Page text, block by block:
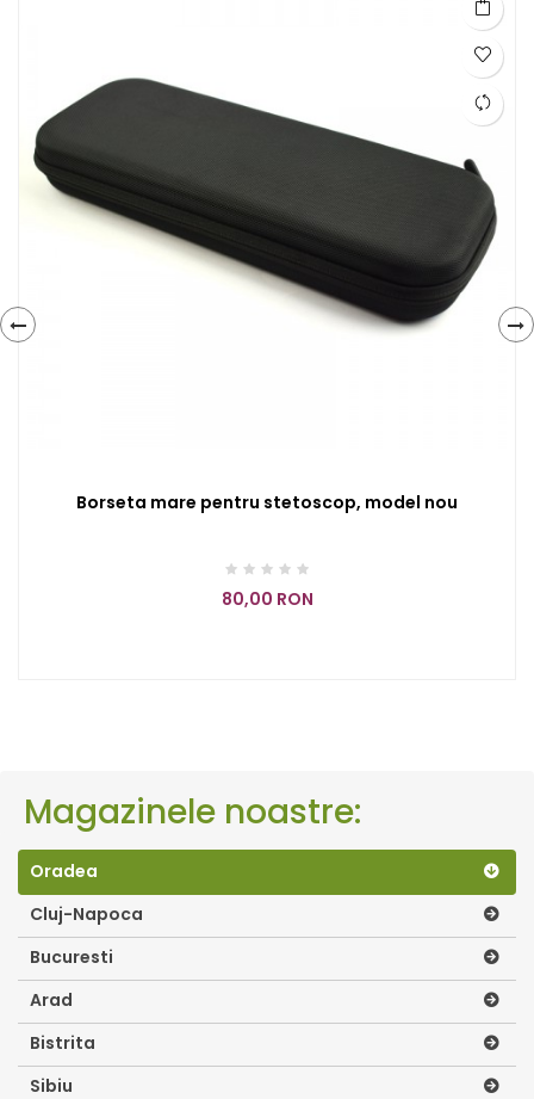
Borseta mare pentru stetoscop, model nou
80,00 RON
Magazinele noastre:
Oradea
Cluj-Napoca
Bucuresti
Arad
Bistrita
Sibiu